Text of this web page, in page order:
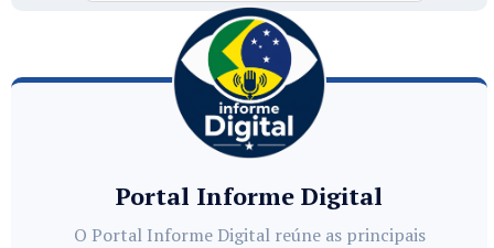
Portal Informe Digital
O Portal Informe Digital reúne as principais